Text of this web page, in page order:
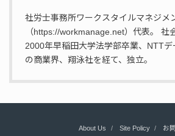
社労士事務所ワークスタイルマネジメ
（https://workmanage.net）代表。 社
2000年早稲田大学法学部卒業、NTT
の商業界、翔泳社を経て、独立。
About Us Site Policy お